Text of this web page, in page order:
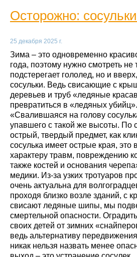
Осторожно:
25 декабря 2025 г.
Зима – это одновременно
года, поэтому нужно смотреть не
подстерегает гололед, но и
сосульки. Ведь свисающие с
деревьев и труб «ледяные
превратиться в «ледяных убийц».
«Свалившаяся на голову
упавшего с такой же высоты. По
острый, твердый предмет, как
сосулька имеет острые края, это
характеру травм, повреждению
также костей и основания
медики. Из-за узких тротуаров
очень актуальна для
проходя близко возле зданий, с
свисают ледяные шипы, мы
смертельной опасности.
своих детей от зимних
ведь альтернативу
никак нельзя назвать менее